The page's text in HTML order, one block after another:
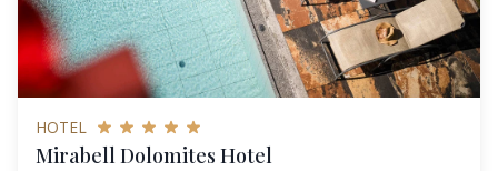
HOTEL
Mirabell Dolomites Hotel